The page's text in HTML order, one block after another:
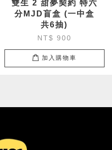
雙生 2 甜夢契約 特六
分MJD盲盒 (一中盒
共6抽)
NT$ 900
加入購物車